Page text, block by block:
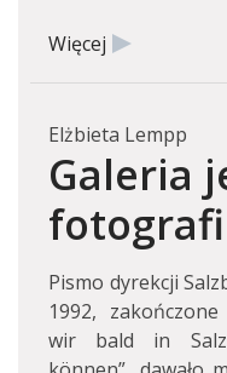
Więcej
Elżbieta Lempp
Galeria
Pismo dyrekcji
1992,
wir bald in